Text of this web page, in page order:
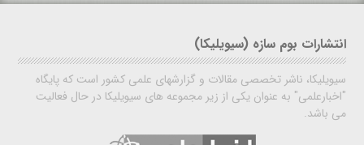
انتشارات بوم سازه (سیویلیکا)
سیویلیکا، ناشر تخصصی مقالات و گزارشهای علمی کشور است که پایگاه
"اخبارعلمی" به عنوان یکی از زیر مجموعه های سیویلیکا در حال فعالیت
می باشد.